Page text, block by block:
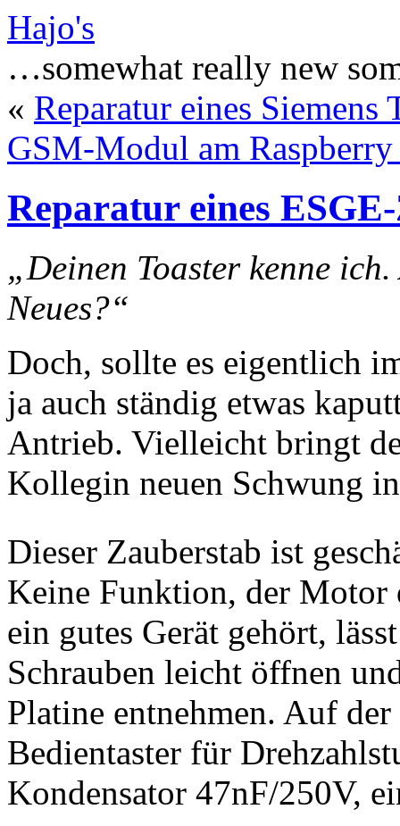
Hajo's
…somewhat really new
« Reparatur eines Siemens
GSM-Modul am
Reparatur eines
„Deinen Toaster kenne
Neues?“
Doch, sollte es eigentlich
ja auch ständig etwas
Antrieb. Vielleicht bringt
Kollegin neuen Schwung
Dieser Zauberstab ist
Keine Funktion, der Motor
ein gutes Gerät gehört,
Schrauben leicht öffnen
Platine entnehmen. Auf
Bedientaster für
Kondensator 47nF/250V,